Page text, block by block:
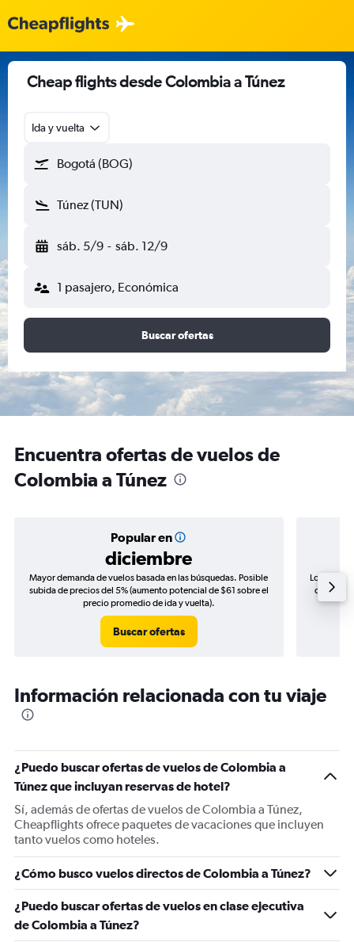
Cheap flights desde Colombia a Túnez
Ida y vuelta
Bogotá (BOG)
Túnez (TUN)
sáb. 5/9 - sáb. 12/9
1 pasajero, Económica
Buscar ofertas
Encuentra ofertas de vuelos de
Colombia a Túnez
Popular en
diciembre
Mayor demanda de vuelos basada en las búsquedas. Posible
subida de precios del 5% (aumento potencial de $61 sobre el
precio promedio de ida y vuelta).
Buscar ofertas
Los
de
Información relacionada con tu viaje
¿Puedo buscar ofertas de vuelos de Colombia a
Túnez que incluyan reservas de hotel?
Sí, además de ofertas de vuelos de Colombia a Túnez,
Cheapflights ofrece paquetes de vacaciones que incluyen
tanto vuelos como hoteles.
¿Cómo busco vuelos directos de Colombia a Túnez?
¿Puedo buscar ofertas de vuelos en clase ejecutiva
de Colombia a Túnez?